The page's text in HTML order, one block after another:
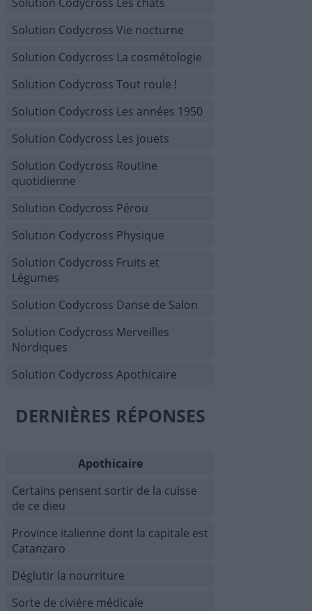
Solution Codycross Vie nocturne
Solution Codycross La cosmétologie
Solution Codycross Tout roule !
Solution Codycross Les années 1950
Solution Codycross Les jouets
Solution Codycross Routine
quotidienne
Solution Codycross Pérou
Solution Codycross Physique
Solution Codycross Fruits et
Légumes
Solution Codycross Danse de Salon
Solution Codycross Merveilles
Nordiques
Solution Codycross Apothicaire
DERNIÈRES RÉPONSES
Apothicaire
Certains pensent sortir de la cuisse
de ce dieu
Province italienne dont la capitale est
Catanzaro
Déglutir la nourriture
Sorte de civière médicale